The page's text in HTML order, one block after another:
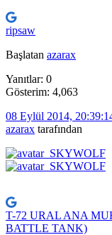
ripsaw
Başlatan azarax
Yanıtlar: 0
Gösterim: 4,063
08 Eylül 2014,
azarax tarafından
T-72 URAL ANA
BATTLE TANK)